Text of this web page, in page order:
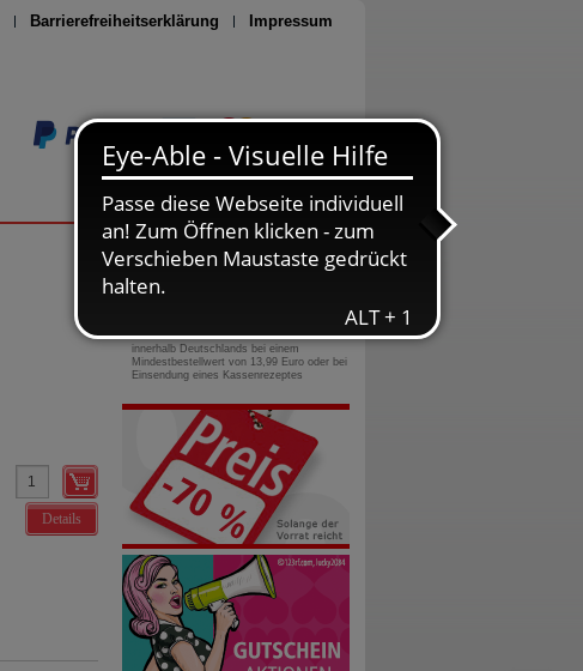
Barrierefreiheitserklärung Impressum
Seite drucken
Details
0800-10 11 422
gebührenfreie Rufnummer
innerhalb Deutschlands bei einem
Mindestbestellwert von 13,99 Euro oder bei
Einsendung eines Kassenrezeptes